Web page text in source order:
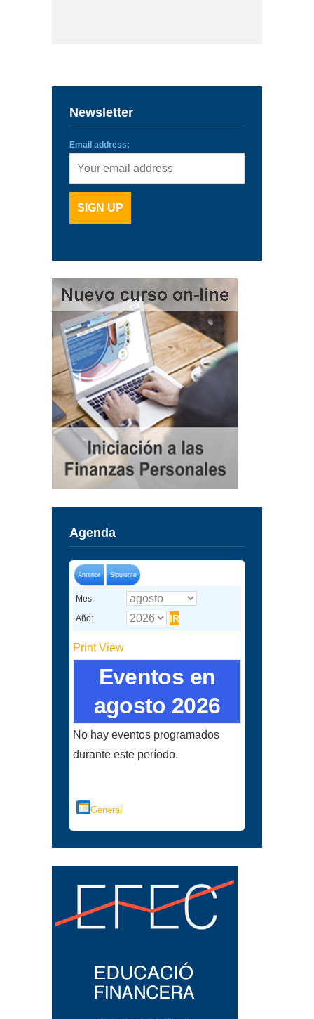
Newsletter
Email address:
Agenda
Anterior Siguiente
Mes:
Año:
PrintView
Eventos en
agosto 2026
No hay eventos programados
durante este período.
General